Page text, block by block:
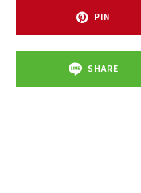
PIN
SHARE